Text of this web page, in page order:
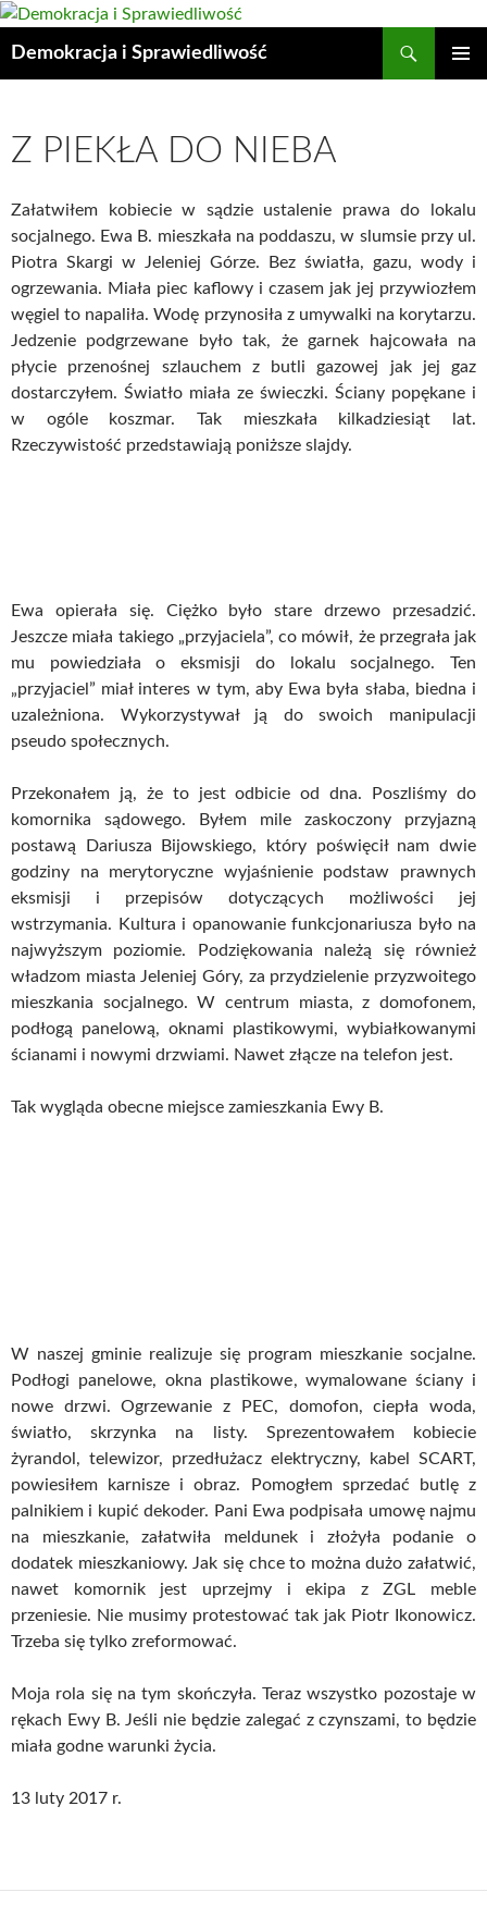
Przejdź
treści
Demokracja i Sprawiedliwość
Z PIEKŁA DO NIEBA
Załatwiłem kobiecie w sądzie ustalenie prawa do lokalu
socjalnego. Ewa B. mieszkała na poddaszu, w slumsie przy ul.
Piotra Skargi w Jeleniej Górze. Bez światła, gazu, wody i
ogrzewania. Miała piec kaflowy i czasem jak jej przywiozłem
węgiel to napaliła. Wodę przynosiła z umywalki na korytarzu.
Jedzenie podgrzewane było tak, że garnek hajcowała na
płycie przenośnej szlauchem z butli gazowej jak jej gaz
dostarczyłem. Światło miała ze świeczki. Ściany popękane i
w ogóle koszmar. Tak mieszkała kilkadziesiąt lat.
Rzeczywistość przedstawiają poniższe slajdy.
Ewa opierała się. Ciężko było stare drzewo przesadzić.
Jeszcze miała takiego „przyjaciela”, co mówił, że przegrała jak
mu powiedziała o eksmisji do lokalu socjalnego. Ten
„przyjaciel” miał interes w tym, aby Ewa była słaba, biedna i
uzależniona. Wykorzystywał ją do swoich manipulacji
pseudo społecznych.
Przekonałem ją, że to jest odbicie od dna. Poszliśmy do
komornika sądowego. Byłem mile zaskoczony przyjazną
postawą Dariusza Bijowskiego, który poświęcił nam dwie
godziny na merytoryczne wyjaśnienie podstaw prawnych
eksmisji i przepisów dotyczących możliwości jej
wstrzymania. Kultura i opanowanie funkcjonariusza było na
najwyższym poziomie. Podziękowania należą się również
władzom miasta Jeleniej Góry, za przydzielenie przyzwoitego
mieszkania socjalnego. W centrum miasta, z domofonem,
podłogą panelową, oknami plastikowymi, wybiałkowanymi
ścianami i nowymi drzwiami. Nawet złącze na telefon jest.
Tak wygląda obecne miejsce zamieszkania Ewy B.
W naszej gminie realizuje się program mieszkanie socjalne.
Podłogi panelowe, okna plastikowe, wymalowane ściany i
nowe drzwi. Ogrzewanie z PEC, domofon, ciepła woda,
światło, skrzynka na listy. Sprezentowałem kobiecie
żyrandol, telewizor, przedłużacz elektryczny, kabel SCART,
powiesiłem karnisze i obraz. Pomogłem sprzedać butlę z
palnikiem i kupić dekoder. Pani Ewa podpisała umowę najmu
na mieszkanie, załatwiła meldunek i złożyła podanie o
dodatek mieszkaniowy. Jak się chce to można dużo załatwić,
nawet komornik jest uprzejmy i ekipa z ZGL meble
przeniesie. Nie musimy protestować tak jak Piotr Ikonowicz.
Trzeba się tylko zreformować.
Moja rola się na tym skończyła. Teraz wszystko pozostaje w
rękach Ewy B. Jeśli nie będzie zalegać z czynszami, to będzie
miała godne warunki życia.
13 luty 2017 r.